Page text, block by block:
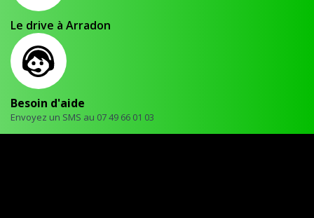
Le drive à Arradon
Besoin d'aide
Envoyez un SMS au 07 49 66 01 03